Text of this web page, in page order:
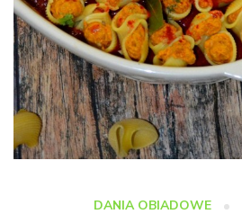
DANIA OBIADOWE